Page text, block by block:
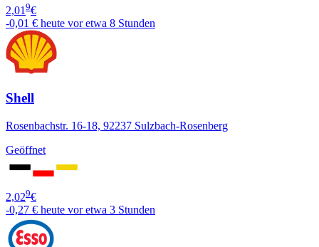
2,01 9€
-0,01 € heute vor etwa 8 Stunden
Shell
Rosenbachstr. 16-18, 92237 Sulzbach-Rosenberg
Geöffnet
2,029€
-0,27 € heute vor etwa 3 Stunden